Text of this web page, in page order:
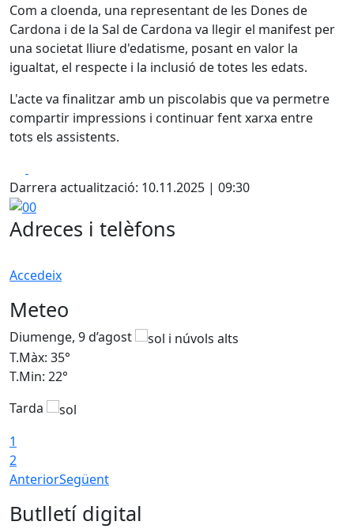
Com a cloenda, una representant de les Dones de
Cardona i de la Sal de Cardona va llegir el manifest per
una societat lliure d'edatisme, posant en valor la
igualtat, el respecte i la inclusió de totes les edats.
L'acte va finalitzar amb un piscolabis que va permetre
compartir impressions i continuar fent xarxa entre
tots els assistents.
Darrera actualització: 10.11.2025 | 09:30
00
Adreces i telèfons
Accedeix
Meteo
Diumenge, 9 d’agost
T.Màx: 35°
T.Min: 22°
Tarda
1
2
AnteriorSegüent
Butlletí digital